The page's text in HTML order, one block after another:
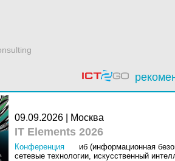
09.09.2026 | Москва
IT Elements 2026
Конференция
иб (информационная
сетевые технологии, искусственный